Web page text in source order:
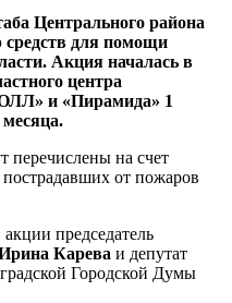
Центрального района
средств для помощи
Акция началась в
центра
и «Пирамида» 1
перечислены на счет
от пожаров
председатель
Карева и депутат
Городской Думы